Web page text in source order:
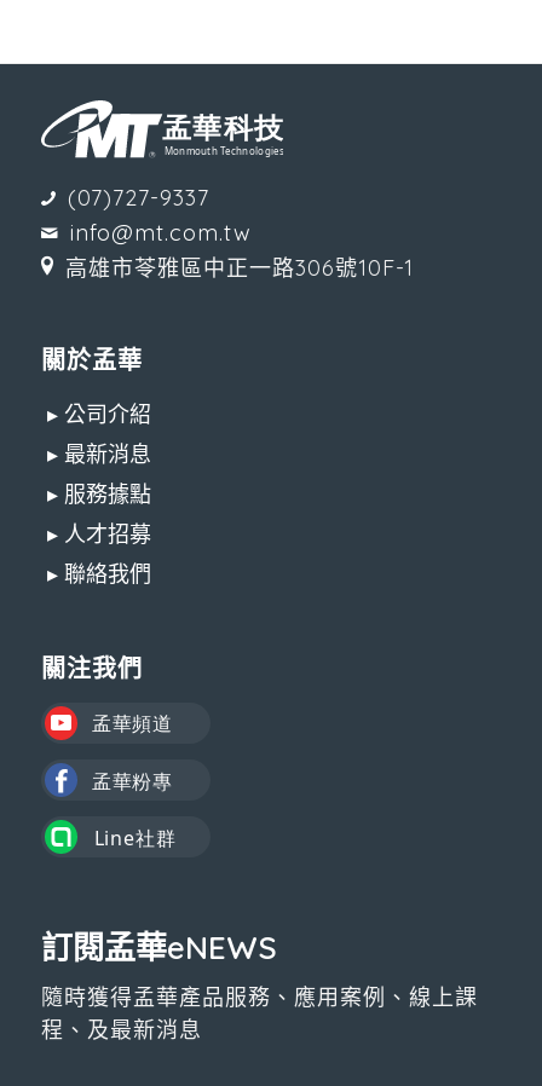
(07)727-9337
info@mt.com.tw
高雄市苓雅區中正一路306號10F-1
關於孟華
▸ 公司介紹
▸ 最新消息
▸ 服務據點
▸ 人才招募
▸ 聯絡我們
關注我們
訂閱孟華eNEWS
隨時獲得孟華產品服務、應用案例、線上課
程、及最新消息